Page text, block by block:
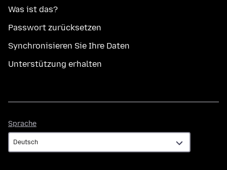
Was ist das?
Passwort zurücksetzen
Synchronisieren Sie Ihre Daten
Unterstützung erhalten
Sprache